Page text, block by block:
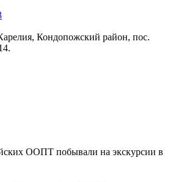
Кондопожский район, пос.
ООПТ побывали на экскурсии в